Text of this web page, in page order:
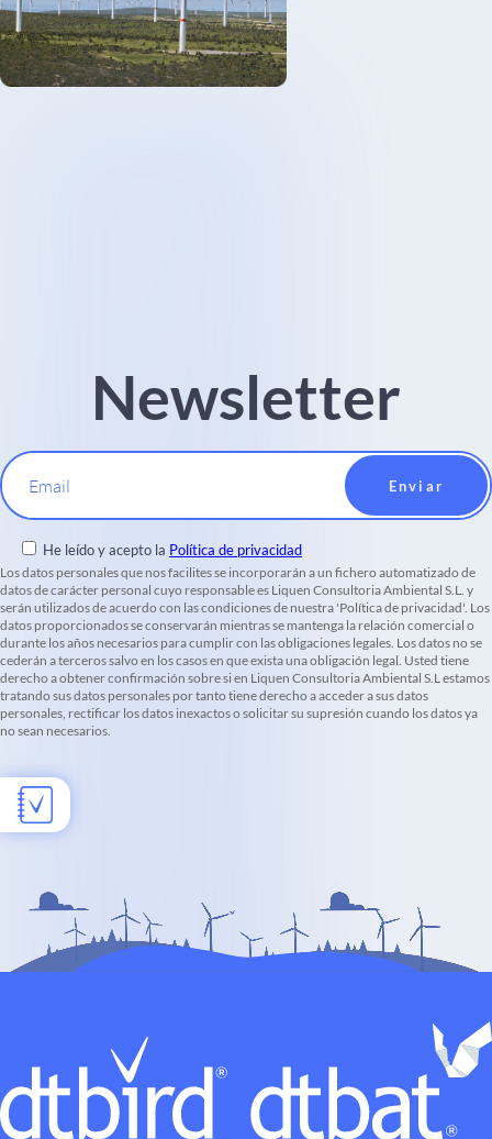
Newsletter
Email
He leído y acepto la Política de privacidad
Los datos personales que nos facilites se incorporarán a un fichero automatizado de
datos de carácter personal cuyo responsable es Liquen Consultoria Ambiental S.L. y
serán utilizados de acuerdo con las condiciones de nuestra 'Política de privacidad'. Los
datos proporcionados se conservarán mientras se mantenga la relación comercial o
durante los años necesarios para cumplir con las obligaciones legales. Los datos no se
cederán a terceros salvo en los casos en que exista una obligación legal. Usted tiene
derecho a obtener confirmación sobre si en Liquen Consultoria Ambiental S.L estamos
tratando sus datos personales por tanto tiene derecho a acceder a sus datos
personales, rectificar los datos inexactos o solicitar su supresión cuando los datos ya
no sean necesarios.